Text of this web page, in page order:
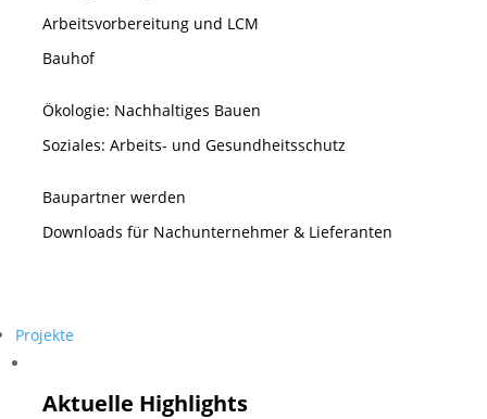
Arbeitsvorbereitung und LCM
Bauhof
Ökologie: Nachhaltiges Bauen
Soziales: Arbeits- und Gesundheitsschutz
Baupartner werden
Downloads für Nachunternehmer & Lieferanten
Projekte
Aktuelle Highlights